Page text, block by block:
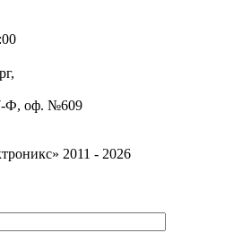
Ф, оф. №609
2011 - 2026